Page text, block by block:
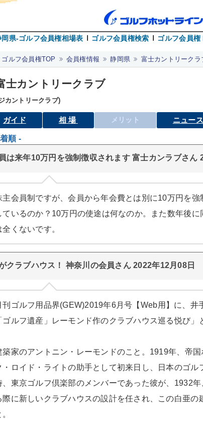
岡県-ゴルフ会員権相場表 ゴルフ会員権検索 ゴルフ会員権
ゴルフ会員権TOP 会員権情報 静岡県 富士カントリークラ
士カントリークラブ
カントリークラブ)
ガイド 相場 メリット ニュース
順 -
は来年10万円を強制徴収されます 富士カンラブさん
主会員制ですが、会員から年会費とは別に10万円を
ているのか？10万円の使途は何なのか。また数年後
全くないです。
クラブハウス！ 神奈川の会員さん 2022年12月08日
刊ゴルフ用品界(GEW)2019年6月号【Web用】に、井
ゴルフ遺産」レーモンド作のクラブハウス巡る悦び」
築家のアントニン・レーモンドのこと。1919年、帝
・ロイド・ライトの助手として初来日し、日本のゴル
、東京ゴルフ倶楽部のメンバーであった彼が、1932
際に新しいクラブハウスの設計を任され、この白亜の